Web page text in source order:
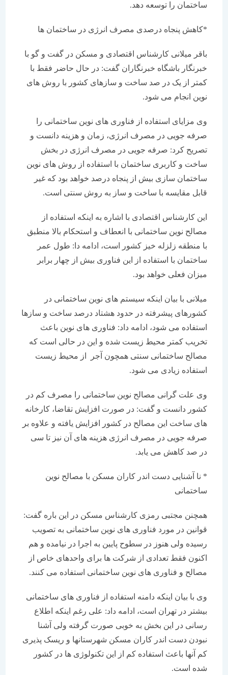
ساختمان را توسعه دهد.
*کاهش پنجاه درصدی مصرف انرژی در ساختمان ها
باقر میلانی کارشناس اقتصادی و مسکن در گفت و گو با
خبرنگار باشگاه خبرنگاران گفت: در حال حاضر فقط با
کمتر از یک در صد ساخت و سازهای کشور با روش های
نوین انجام می شود.
وی مزایای استفاده از فناوری های نوین ساختمانی را
صرفه جویی در مصرف انرژی، زمان و هزینه دانست و
تصریح کرد: صرفه جویی در مصرف انرژی در بخش
ساخت و کاربری ساختمان با استفاده از روش های نوین
ساختمان سازی بیش از پنجاه درصد خواهد بود که غیر
قابل مقایسه با ساخت و ساز به روش سنتی است.
این کارشناس اقتصادی با اشاره به اینکه استفاده از
مصالح نوین ساختمانی با انعطاف و استحکام بالا منطبق
با منطقه زلزله خیز کشور است، ادامه دا: طول عمر
ساختمان با استفاده از این فناوری بیش از چهار برابر
میزان فعلی خواهد بود.
میلانی با بیان اینکه سیستم های نوین ساختمانی در
کشورهای پیشرفته در حدود هشتاد درصد ساخت و سازها
استفاده می شود، ادامه داد: فناوری های نوین باعث
تخریب کمتر محیط زیست شده و این در حالی است که
مصالح ساختمانی سنتی همچون آجر از محیط زیست
استفاده زیادی می شود.
وی علت گرانی مصالح نوین ساختمانی را مصرف کم در
کشور دانست و گفت: در صورت افزایش تقاضا، کارخانه
های ساخت این مصالح در کشور افزایش یافته و علاوه بر
صرفه جویی در مصرف انرژی هزینه های آن نیز تا سی
در صد کاهش می یابد.
* نا آشنایی دست اندر کاران مسکن با مصالح نوین
ساختمانی
همچنن مجتبی رمزی کارشناس مسکن در این باره گفت:
قوانین در مورد فناوری های نوین ساختمانی به تصویب
رسیده ولی هنوز در سطوح پایین به اجرا در نیامده و هم
اکنون فقط تعدادی از شرکت ها برای واحدهای خاص از
مصالح و فناوری های نوین ساختمانی استفاده می کنند.
وی با بیان اینکه دامنه استفاده از فناوری های ساختمانی
بیشتر در تهران است، ادامه داد: علی رغم اینکه اطلاع
رسانی در این بخش به خوبی صورت گرفته ولی آشنا
نبودن دست اندر کاران مسکن شهرستانها و ریسک پذیری
کم آنها باعث استفاده کم از این تکنولوژی ها در کشور
شده است.